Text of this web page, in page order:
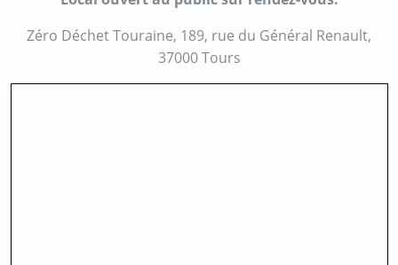
Zéro Déchet Touraine, 189, rue du Général Renault,
37000 Tours